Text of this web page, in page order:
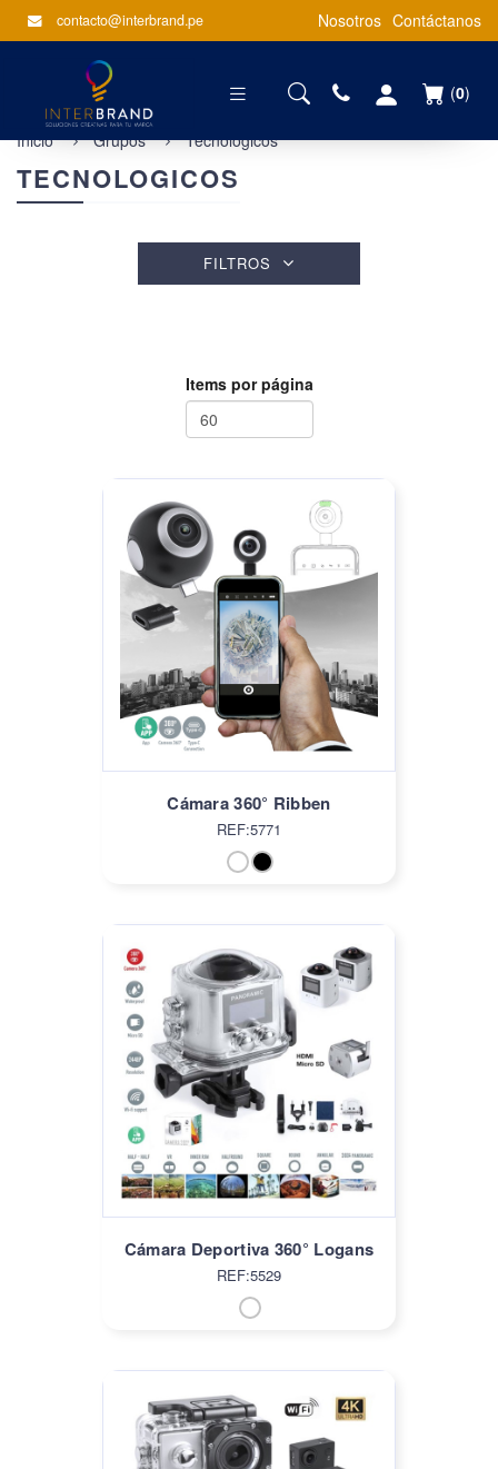
contacto@interbrand.pe Nosotros Contáctanos
(0)
Inicio Grupos Tecnologicos
TECNOLOGICOS
FILTROS
Items por página
Cámara 360° Ribben
REF:5771
Cámara Deportiva 360° Logans
REF:5529